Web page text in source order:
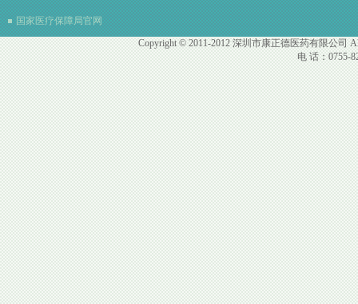
国家医疗保障局官网
Copyright © 2011-2012 深圳市康正德医药有限公司
电 话：0755-